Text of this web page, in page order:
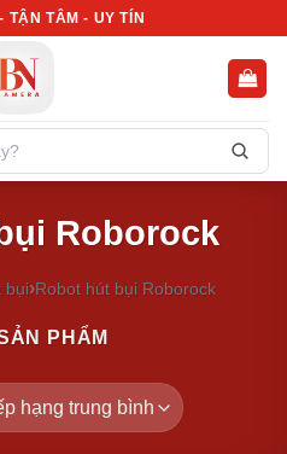
TẬN TÂM - UY TÍN
Roborock
bụi Robot hút bụi Roborock
PHẨM